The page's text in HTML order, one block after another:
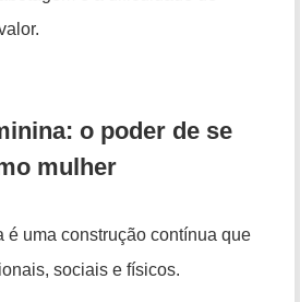
o poder de se
mulher
é uma construção contínua que
sociais e físicos.